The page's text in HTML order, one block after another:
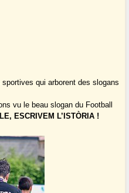
sportives qui arborent des slogans
vu le beau slogan du Football
ESCRIVEM L’ISTÒRIA !